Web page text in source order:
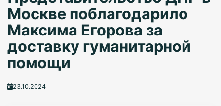
Москве поблагодарило
Максима Егорова за
доставку гуманитарной
помощи
23.10.2024